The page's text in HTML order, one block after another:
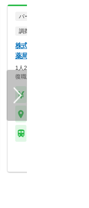
パート・アルバイト
調剤薬局
株式会社メディカル一光
薬局
1人20枚以下の余裕体制！研
復職支援も充実の安…